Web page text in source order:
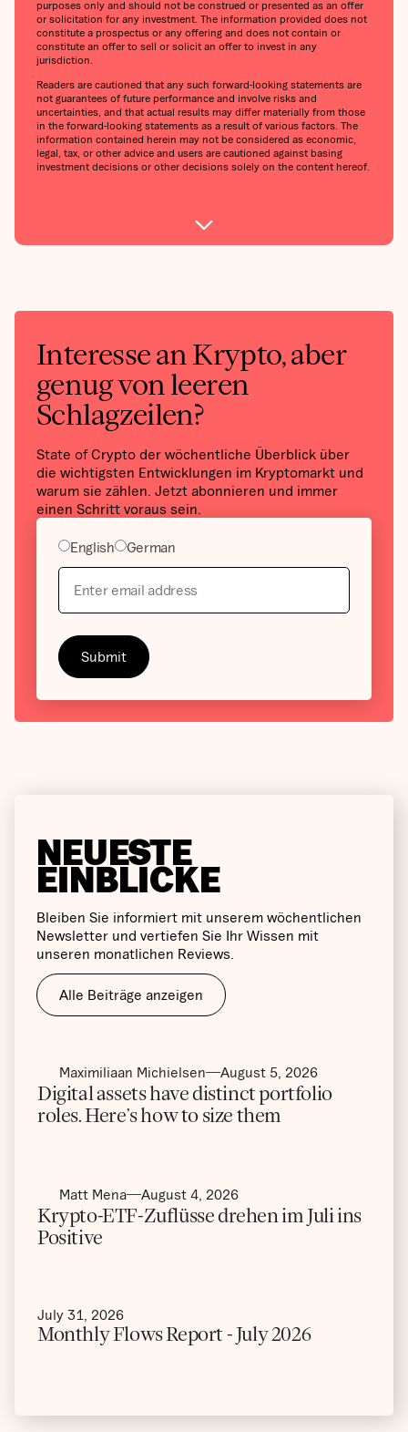
purposes only and should not be construed or presented as an offer
or solicitation for any investment. The information provided does not
constitute a prospectus or any offering and does not contain or
constitute an offer to sell or solicit an offer to invest in any
jurisdiction.
Readers are cautioned that any such forward-looking statements are
not guarantees of future performance and involve risks and
uncertainties, and that actual results may differ materially from those
in the forward-looking statements as a result of various factors. The
information contained herein may not be considered as economic,
legal, tax, or other advice and users are cautioned against basing
investment decisions or other decisions solely on the content hereof.
Interesse an Krypto, aber
genug von leeren
Schlagzeilen?
State of Crypto der wöchentliche Überblick über
die wichtigsten Entwicklungen im Kryptomarkt und
warum sie zählen. Jetzt abonnieren und immer
einen Schritt voraus sein.
English German
NEUESTE
EINBLICKE
Bleiben Sie informiert mit unserem wöchentlichen
Newsletter und vertiefen Sie Ihr Wissen mit
unseren monatlichen Reviews.
Alle Beiträge anzeigen
Maximiliaan Michielsen August 5, 2026
Digital assets have distinct portfolio
roles. Here’s how to size them
Matt Mena August 4, 2026
Krypto-ETF-Zuflüsse drehen im Juli ins
Positive
July 31, 2026
Monthly Flows Report - July 2026